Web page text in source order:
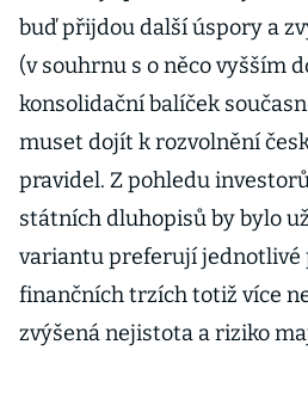
buď přijdou další úspory a
(v souhrnu s o něco vyšším
konsolidační balíček
muset dojít k rozvolnění
pravidel. Z pohledu
státních dluhopisů by bylo
variantu preferují jednotlivé
finančních trzích totiž více
zvýšená nejistota a riziko